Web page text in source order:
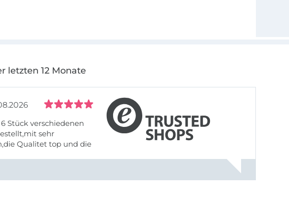
letzten 12 Monate
Stück verschiedenen
sehr
Qualitet top und die